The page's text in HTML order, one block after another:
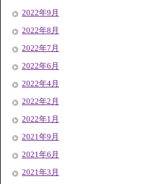
2022年9月
2022年8月
2022年7月
2022年6月
2022年4月
2022年2月
2022年1月
2021年9月
2021年6月
2021年3月